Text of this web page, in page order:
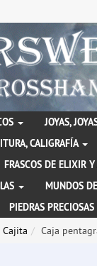
JOYAS,
CALIGRAFÍA
FRASCOS DE ELIXIR
MUNDOS
PIEDRAS PRECIOSAS
Cajita Caja